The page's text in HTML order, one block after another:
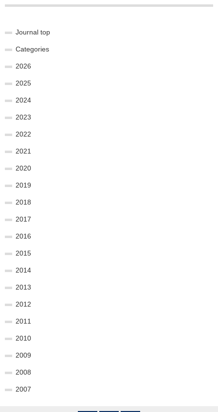
Journal top
Categories
2026
2025
2024
2023
2022
2021
2020
2019
2018
2017
2016
2015
2014
2013
2012
2011
2010
2009
2008
2007